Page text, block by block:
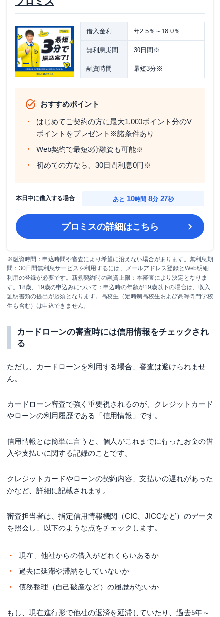
借入金利 年2.5％～18.0％
無利息期間 30日間※
融資時間 最短3分※
おすすめポイント
はじめてご契約の方に最大1,000ポイント分のV
ポイントをプレゼント※諸条件あり
Web契約で最短3分融資も可能※
初めての方なら、30日間利息0円※
本日中に借入する場合 あと 10時間 8分 25秒
プロミスの詳細はこちら
※融資時間：申込時間や審査により希望に沿えない場合があります。無利息期
間：30日間無利息サービスを利用するには、メールアドレス登録とWeb明細
利用の登録が必要です。新規契約時の融資上限：本審査により決定となりま
す。18歳、19歳の申込みについて：申込時の年齢が19歳以下の場合は、収入
証明書類の提出が必須となります。高校生（定時制高校生および高等専門学校
生も含む）は申込できません。
カードローンの審査時には信用情報をチェックされ
る
ただし、カードローンを利用する場合、審査は避けられませ
ん。
カードローン審査で強く重要視されるのが、クレジットカード
やローンの利用履歴である「信用情報」です。
信用情報とは簡単に言うと、個人がこれまでに行ったお金の借
入や支払いに関する記録のことです。
クレジットカードやローンの契約内容、支払いの遅れがあった
かなど、詳細に記載されます。
審査担当者は、指定信用情報機関（CIC、JICCなど）のデータ
を照会し、以下のような点をチェックします。
現在、他社からの借入がどれくらいあるか
過去に延滞や滞納をしていないか
債務整理（自己破産など）の履歴がないか
もし、現在進行形で他社の返済を延滞していたり、過去5年～